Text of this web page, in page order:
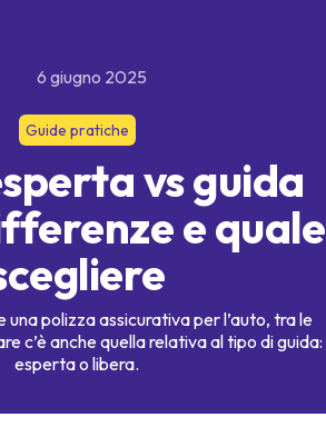
6 giugno 2025
Guide pratiche
vs guida
e quale
una polizza assicurativa per l’auto, tra le
c’è anche quella relativa al tipo di guida:
esperta o libera.